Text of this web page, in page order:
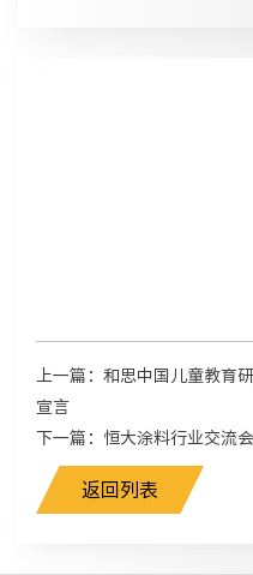
上一篇：和思中国儿童教育
宣言
下一篇：恒大涂料行业交流
返回列表